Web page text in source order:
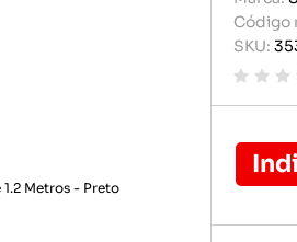
Carregador
Cartão de
Pilhas e
Relogio
Código
SKU: